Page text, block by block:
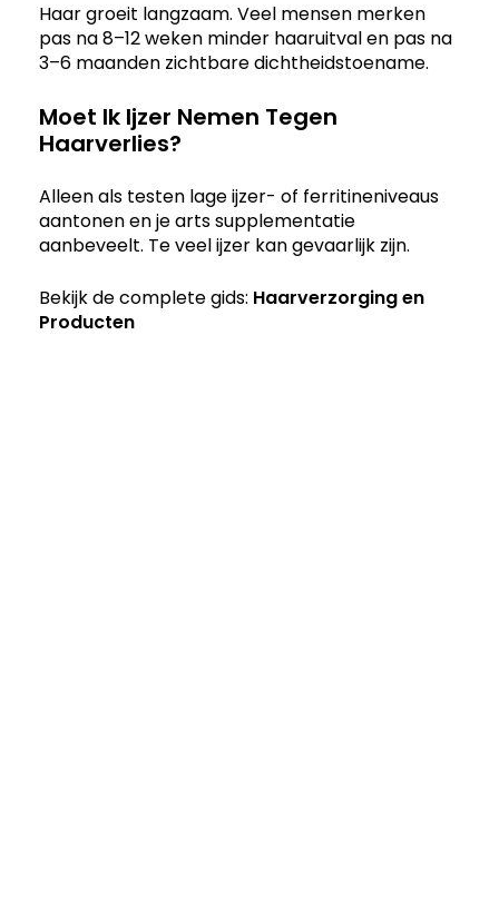
Haar groeit langzaam. Veel mensen merken
pas na 8–12 weken minder haaruitval en pas na
3–6 maanden zichtbare dichtheidstoename.
Moet Ik Ijzer Nemen Tegen
Haarverlies?
Alleen als testen lage ijzer- of ferritineniveaus
aantonen en je arts supplementatie
aanbeveelt. Te veel ijzer kan gevaarlijk zijn.
Bekijk de complete gids: Haarverzorging en
Producten